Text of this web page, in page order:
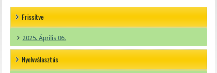
Frissítve
2025. Április 06.
Nyelvválasztás